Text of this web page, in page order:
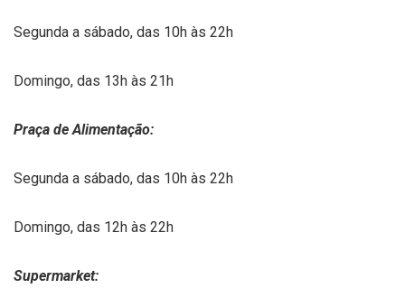
Segunda a sábado, das 10h às 22h
Domingo, das 13h às 21h
Praça de Alimentação:
Segunda a sábado, das 10h às 22h
Domingo, das 12h às 22h
Supermarket: